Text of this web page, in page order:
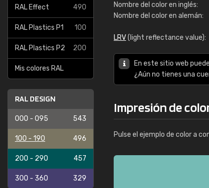
RAL Effect 490
RAL Plastics P1 100
RAL Plastics P2 200
Mis colores RAL
RAL DESIGN
000 - 095 543
100 - 190 496
200 - 290 457
300 - 360 329
Nombre del color en inglés:
Nombre del color en alemán:
LRV(light reflectance value):
En este sitio web
¿Aún no tienes una
Impresión de
Pulse el ejemplo de color a